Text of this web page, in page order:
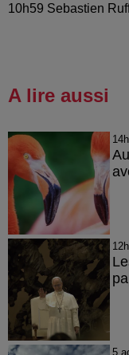
10h59 Sebastien
A lire aussi
5